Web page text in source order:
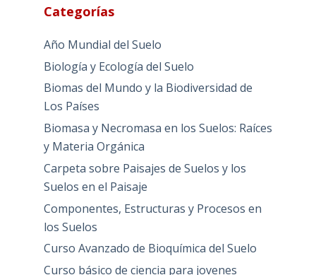
Categorías
Año Mundial del Suelo
Biología y Ecología del Suelo
Biomas del Mundo y la Biodiversidad de
Los Países
Biomasa y Necromasa en los Suelos: Raíces
y Materia Orgánica
Carpeta sobre Paisajes de Suelos y los
Suelos en el Paisaje
Componentes, Estructuras y Procesos en
los Suelos
Curso Avanzado de Bioquímica del Suelo
Curso básico de ciencia para jovenes